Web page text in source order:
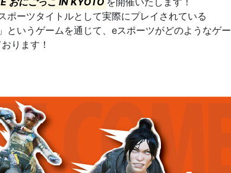
ポーツタイトルとして実際にプレイされている
というゲームを通じて、eスポーツがどのようなゲ
ります！